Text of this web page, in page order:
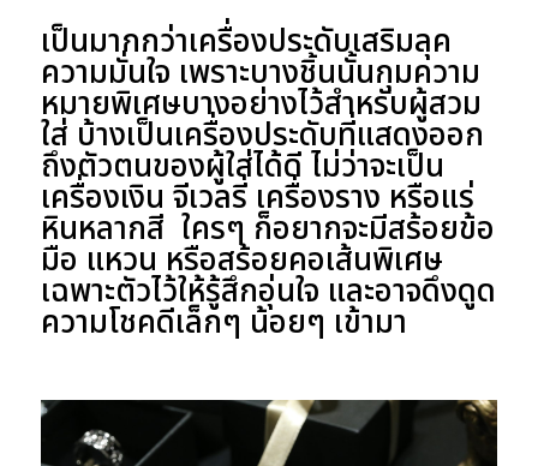
เป็นมากกว่าเครื่องประดับเสริมลุค
ความมั่นใจ เพราะบางชิ้นนั้นกุมความ
หมายพิเศษบางอย่างไว้สำหรับผู้สวม
ใส่ บ้างเป็นเครื่องประดับที่แสดงออก
ถึงตัวตนของผู้ใส่ได้ดี ไม่ว่าจะเป็น
เครื่องเงิน จีเวลรี่ เครื่องราง หรือแร่
หินหลากสี ใครๆ ก็อยากจะมีสร้อยข้อ
มือ แหวน หรือสร้อยคอเส้นพิเศษ
เฉพาะตัวไว้ให้รู้สึกอุ่นใจ และอาจดึงดูด
ความโชคดีเล็กๆ น้อยๆ เข้ามา